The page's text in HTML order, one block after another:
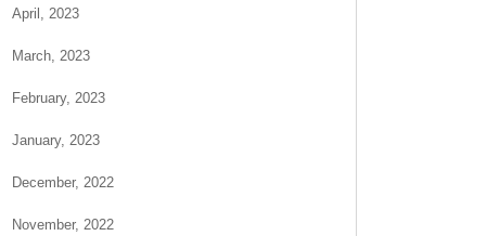
April, 2023
March, 2023
February, 2023
January, 2023
December, 2022
November, 2022